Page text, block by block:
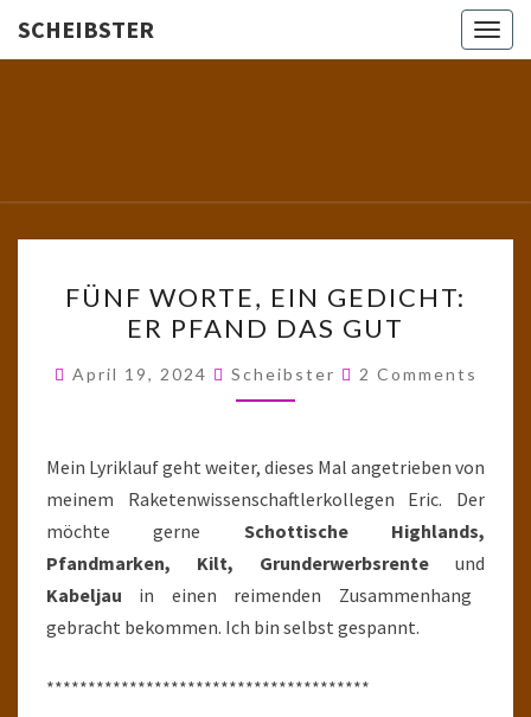
SCHEIBSTER
School!
WORTE,
EIN
GEDICHT:
ER
DAS
GUT
FÜNF WORTE, EIN GEDICHT:
ER PFAND DAS GUT
April 19, 2024 Scheibster Comments
2 Comments
Mein Lyriklauf geht weiter, dieses Mal angetrieben von
meinem Raketenwissenschaftlerkollegen Eric. Der
möchte gerne Schottische Highlands,
Pfandmarken, Kilt, Grunderwerbsrente und
Kabeljau in einen reimenden Zusammenhang
gebracht bekommen. Ich bin selbst gespannt.
***************************************